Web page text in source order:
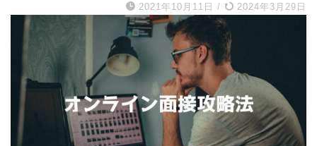
2021年10月11日 / 2024年3月29日